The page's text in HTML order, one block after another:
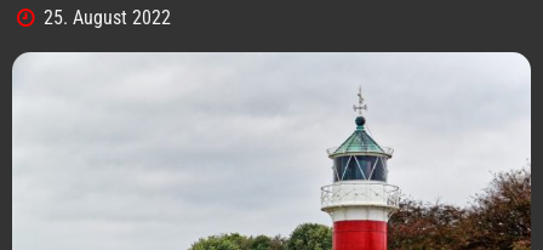
25. August 2022